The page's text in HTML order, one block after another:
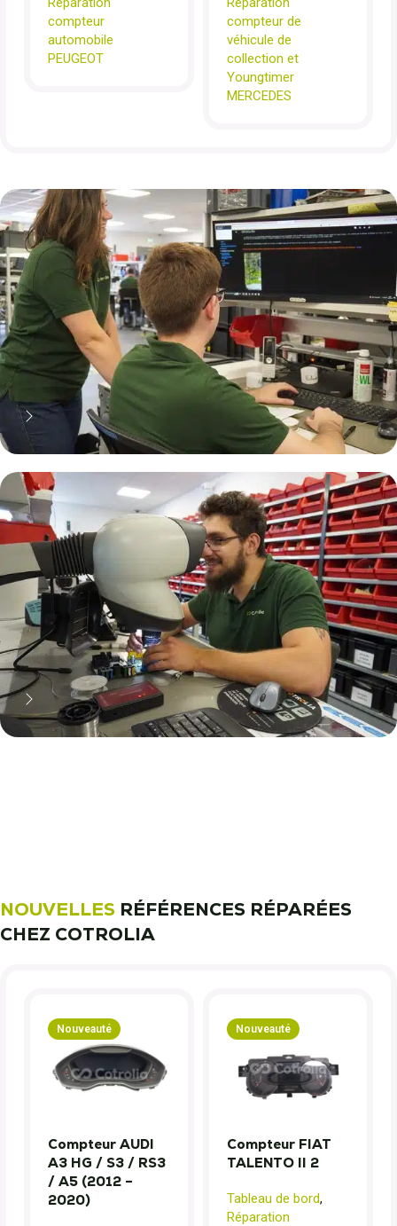
compteur
automobile
PEUGEOT
compteur de
véhicule de
collection et
Youngtimer
MERCEDES
70% moins cher qu'une pièce
neuve... mais pas que !
Pourquoi réparer ?
NOUVELLES RÉFÉRENCES RÉPARÉES
CHEZ COTROLIA
Nouveauté
Compteur AUDI
A3 HG / S3 / RS3
/ A5 (2012 –
2020)
Nouveauté
Compteur FIAT
TALENTO II 2
Tableau de bord,
Réparation